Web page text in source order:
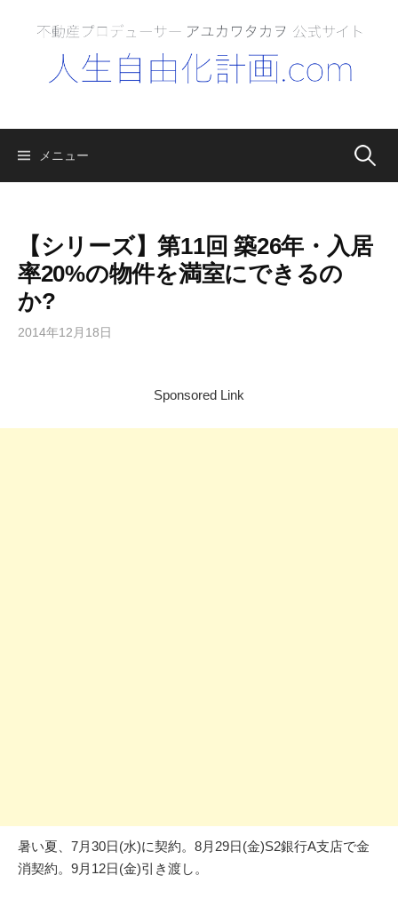
メニュー 検
【シリーズ】第11回 築26年・入居
率20%の物件を満室にできるの
か?
2014年12月18日
Sponsored Link
暑い夏、7月30日(水)に契約。8月29日(金)S2銀行A支店で金
消契約。9月12日(金)引き渡し。